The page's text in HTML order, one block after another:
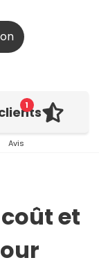
1
Avis
et